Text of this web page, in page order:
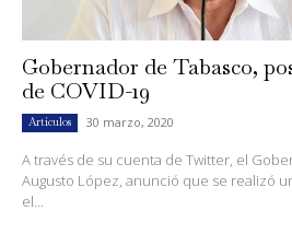
Gobernador de Tabasco,
de COVID-19
Artículos 30 marzo, 2020
A través de su cuenta de Twitter, el
Augusto López, anunció que se realizó
el...